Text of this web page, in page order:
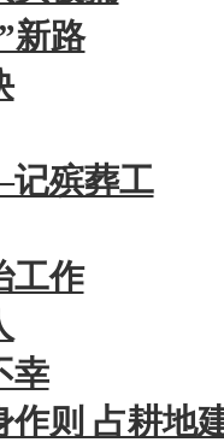
新路
殡葬工
工作
幸
作则 占耕地